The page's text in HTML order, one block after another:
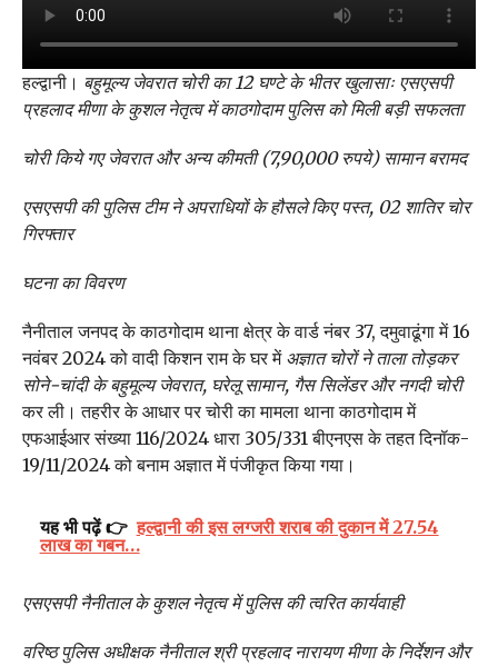
हल्द्वानी। बहुमूल्य जेवरात चोरी का 12 घण्टे के भीतर खुलासाः एसएसपी
प्रहलाद मीणा के कुशल नेतृत्व में काठगोदाम पुलिस को मिली बड़ी सफलता
चोरी किये गए जेवरात और अन्य कीमती (7,90,000 रुपये) सामान बरामद
एसएसपी की पुलिस टीम ने अपराधियों के हौसले किए पस्त, 02 शातिर चोर
गिरफ्तार
घटना का विवरण
नैनीताल जनपद के काठगोदाम थाना क्षेत्र के वार्ड नंबर 37, दमुवाढूंगा में 16
नवंबर 2024 को वादी किशन राम के घर में अज्ञात चोरों ने ताला तोड़कर
सोने-चांदी के बहुमूल्य जेवरात, घरेलू सामान, गैस सिलेंडर और नगदी चोरी
कर ली। तहरीर के आधार पर चोरी का मामला थाना काठगोदाम में
एफआईआर संख्या 116/2024 धारा 305/331 बीएनएस के तहत दिनॉक-
19/11/2024 को बनाम अज्ञात में पंजीकृत किया गया।
यह भी पढ़ें 👉 हल्द्वानी की इस लग्जरी शराब की दुकान में 27.54
लाख का गबन…
एसएसपी नैनीताल के कुशल नेतृत्व में पुलिस की त्वरित कार्यवाही
वरिष्ठ पुलिस अधीक्षक नैनीताल श्री प्रहलाद नारायण मीणा के निर्देशन और